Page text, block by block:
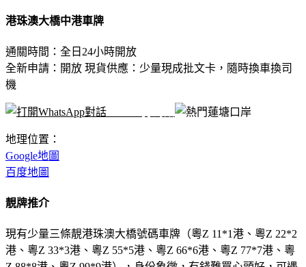
港珠澳大橋中港車牌
通關時間：全日24小時開放
全新申請：開放 現貨供應：少量現成批文卡，隨時換車換司
機
地理位置：
Google地圖
百度地圖
靚牌推介
現有少量三條靚港珠澳大橋號碼車牌（粵Z 11*1港、粵Z 22*2
港、粵Z 33*3港、粵Z 55*5港、粵Z 66*6港、粵Z 77*7港、粵